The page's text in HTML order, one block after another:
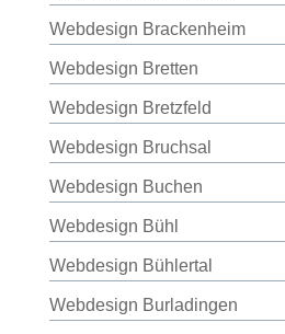
Webdesign Brackenheim
Webdesign Bretten
Webdesign Bretzfeld
Webdesign Bruchsal
Webdesign Buchen
Webdesign Bühl
Webdesign Bühlertal
Webdesign Burladingen